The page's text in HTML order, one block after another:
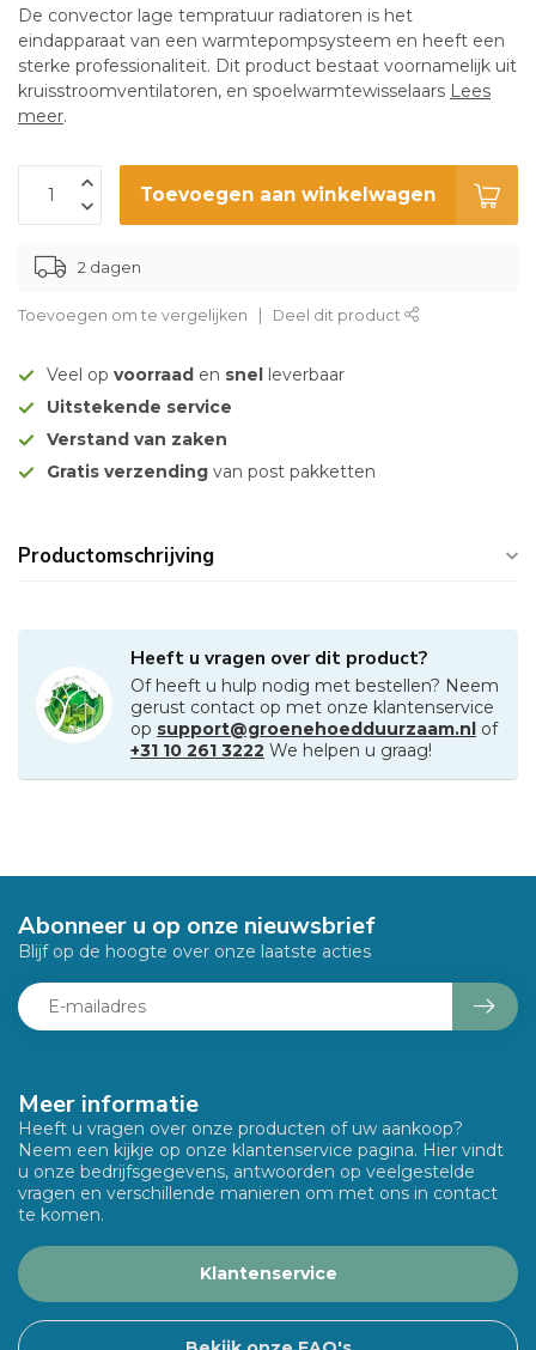
De convector lage tempratuur radiatoren is het
eindapparaat van een warmtepompsysteem en heeft een
sterke professionaliteit. Dit product bestaat voornamelijk uit
kruisstroomventilatoren, en spoelwarmtewisselaars Lees
meer.
Toevoegen aan winkelwagen
2 dagen
Toevoegen om te vergelijken Deel dit product
Veel op voorraad en snel leverbaar
Uitstekende service
Verstand van zaken
Gratis verzending van post pakketten
Productomschrijving
Heeft u vragen over dit product?
Of heeft u hulp nodig met bestellen? Neem
gerust contact op met onze klantenservice
op support@groenehoedduurzaam.nl of
+31 10 261 3222 We helpen u graag!
Meer informatie
Heeft u vragen over onze producten of uw aankoop?
Neem een kijkje op onze klantenservice pagina. Hier vindt
u onze bedrijfsgegevens, antwoorden op veelgestelde
vragen en verschillende manieren om met ons in contact
te komen.
Klantenservice
Abonneer u op onze nieuwsbrief
Blijf op de hoogte over onze laatste acties